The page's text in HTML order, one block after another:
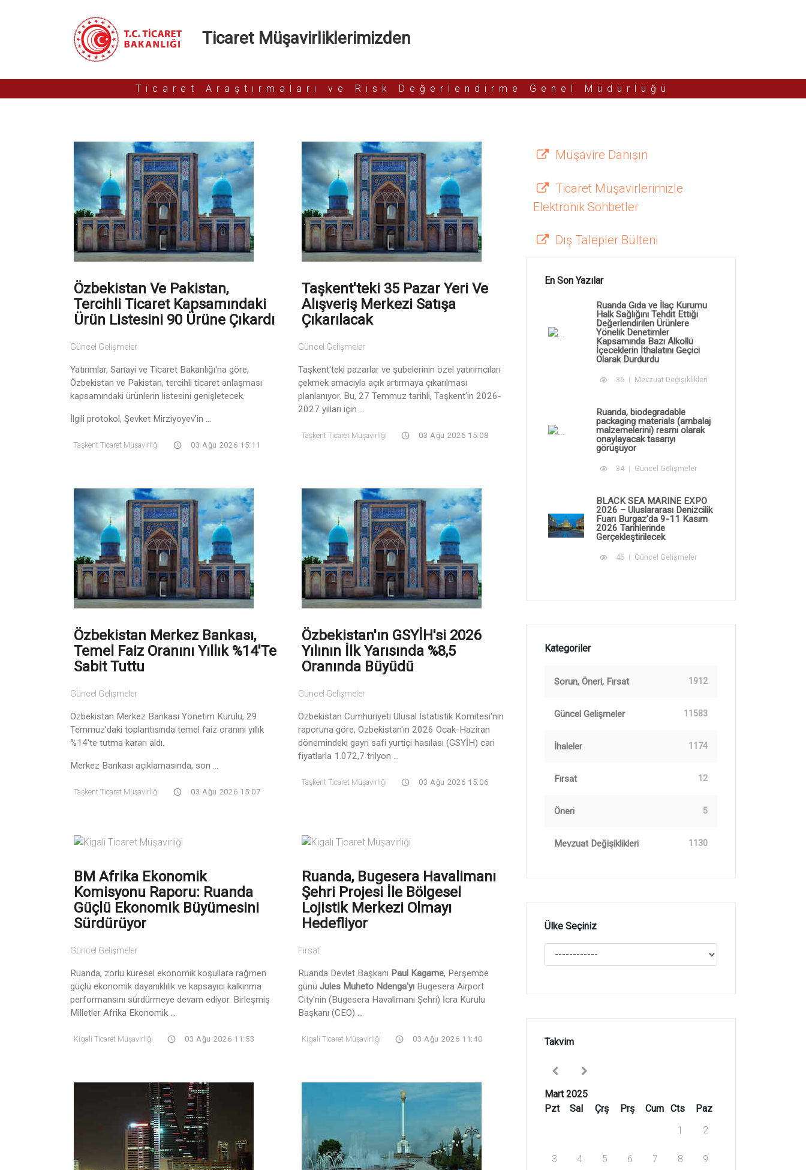
Ticaret Müşavirliklerimizden
Ticaret Araştırmaları ve Risk Değerlendirme Genel Müdürlüğü
Özbekistan Ve Pakistan,
Tercihli Ticaret Kapsamındaki
Ürün Listesini 90 Ürüne Çıkardı
Güncel Gelişmeler
Yatırımlar, Sanayi ve Ticaret Bakanlığı'na göre,
Özbekistan ve Pakistan, tercihli ticaret anlaşması
kapsamındaki ürünlerin listesini genişletecek.
İlgili protokol, Şevket Mirziyoyev'in ...
Taşkent Ticaret Müşavirliği 03 Ağu 2026 15:11
Taşkent'teki 35 Pazar Yeri Ve
Alışveriş Merkezi Satışa
Çıkarılacak
Güncel Gelişmeler
Taşkent'teki pazarlar ve şubelerinin özel yatırımcıları
çekmek amacıyla açık artırmaya çıkarılması
planlanıyor. Bu, 27 Temmuz tarihli, Taşkent'in 2026-
2027 yılları için ...
Taşkent Ticaret Müşavirliği 03 Ağu 2026 15:08
Özbekistan Merkez Bankası,
Temel Faiz Oranını Yıllık %14'te
Sabit Tuttu
Güncel Gelişmeler
Özbekistan Merkez Bankası Yönetim Kurulu, 29
Temmuz'daki toplantısında temel faiz oranını yıllık
%14'te tutma kararı aldı.
Merkez Bankası açıklamasında, son ...
Taşkent Ticaret Müşavirliği 03 Ağu 2026 15:07
Özbekistan'ın GSYİH'si 2026
Yılının İlk Yarısında %8,5
Oranında Büyüdü
Güncel Gelişmeler
Özbekistan Cumhuriyeti Ulusal İstatistik Komitesi'nin
raporuna göre, Özbekistan'ın 2026 Ocak-Haziran
dönemindeki gayri safi yurtiçi hasılası (GSYİH) cari
fiyatlarla 1.072,7 trilyon ...
Taşkent Ticaret Müşavirliği 03 Ağu 2026 15:06
BM Afrika Ekonomik
Komisyonu Raporu: Ruanda
Güçlü Ekonomik Büyümesini
Sürdürüyor
Güncel Gelişmeler
Ruanda, zorlu küresel ekonomik koşullara rağmen
güçlü ekonomik dayanıklılık ve kapsayıcı kalkınma
performansını sürdürmeye devam ediyor. Birleşmiş
Milletler Afrika Ekonomik ...
Kigali Ticaret Müşavirliği 03 Ağu 2026 11:53
Ruanda, Bugesera Havalimanı
Şehri Projesi İle Bölgesel
Lojistik Merkezi Olmayı
Hedefliyor
Fırsat
Ruanda Devlet Başkanı Paul Kagame, Perşembe
günü Jules Muheto Ndenga'yı Bugesera Airport
City'nin (Bugesera Havalimanı Şehri) İcra Kurulu
Başkanı (CEO) ...
Kigali Ticaret Müşavirliği 03 Ağu 2026 11:40
Müşavire Danışın
Ticaret Müşavirlerimizle
Elektronik Sohbetler
Dış Talepler Bülteni
En Son Yazılar
Ruanda Gıda ve İlaç Kurumu
Halk Sağlığını Tehdit Ettiği
Değerlendirilen Ürünlere
Yönelik Denetimler
Kapsamında Bazı Alkollü
İçeceklerin İthalatını Geçici
Olarak Durdurdu
36 Mevzuat Değişiklikleri
Ruanda, biodegradable
packaging materials (ambalaj
malzemelerini) resmi olarak
onaylayacak tasarıyı
görüşüyor
34 Güncel Gelişmeler
BLACK SEA MARINE EXPO
2026 – Uluslararası Denizcilik
Fuarı Burgaz'da 9-11 Kasım
2026 Tarihlerinde
Gerçekleştirilecek
46 Güncel Gelişmeler
Kategoriler
Sorun, Öneri, Fırsat 1912
Güncel Gelişmeler 11583
İhaleler 1174
Fırsat 12
Öneri 5
Mevzuat Değişiklikleri 1130
Ülke Seçiniz
Takvim
Mart 2025
Pzt
Sal Çrş Prş Cum Cts
Paz
1
2
3 4 5 6 7 8 9